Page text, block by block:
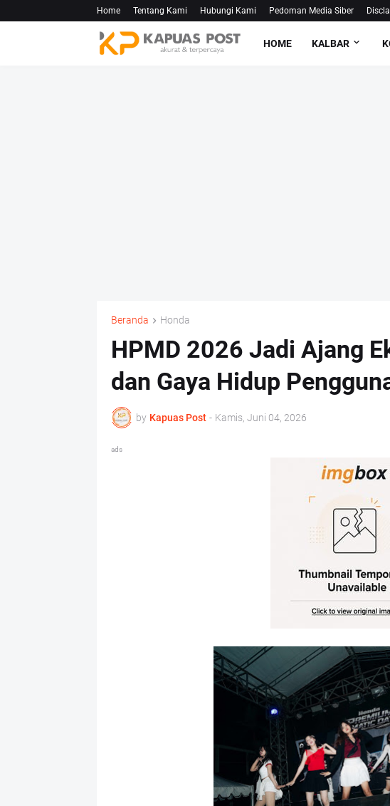
Home Tentang Kami Hubungi Kami Pedoman Media Siber
HOME KALBAR
Beranda Honda
HPMD 2026 Jadi Ajang
dan Gaya Hidup
by Kapuas Post - Kamis, Juni 04, 2026
ads